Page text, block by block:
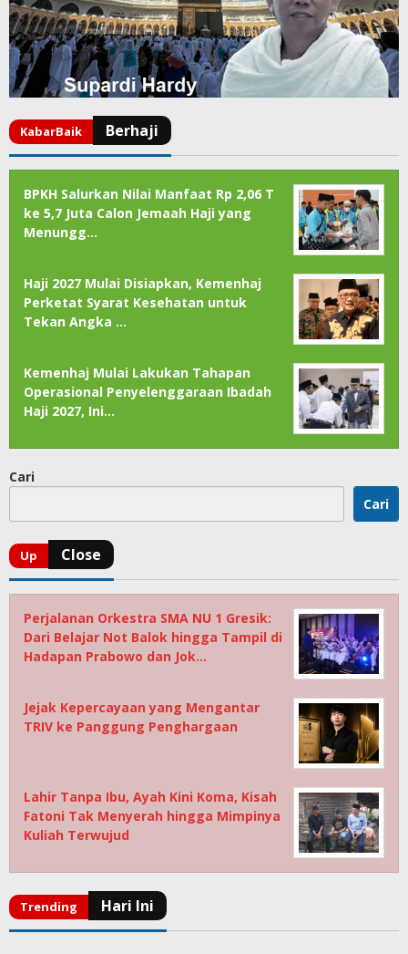
BPKH Salurkan Nilai Manfaat Rp 2,06 T
ke 5,7 Juta Calon Jemaah Haji yang
Menungg…
Haji 2027 Mulai Disiapkan, Kemenhaj
Perketat Syarat Kesehatan untuk
Tekan Angka …
Kemenhaj Mulai Lakukan Tahapan
Operasional Penyelenggaraan Ibadah
Haji 2027, Ini…
Cari
Cari
Perjalanan Orkestra SMA NU 1 Gresik:
Dari Belajar Not Balok hingga Tampil di
Hadapan Prabowo dan Jok…
Jejak Kepercayaan yang Mengantar
TRIV ke Panggung Penghargaan
Lahir Tanpa Ibu, Ayah Kini Koma, Kisah
Fatoni Tak Menyerah hingga Mimpinya
Kuliah Terwujud